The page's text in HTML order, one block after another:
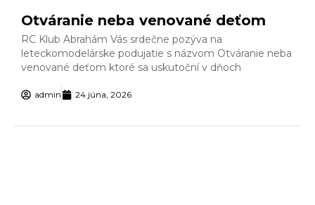
Otváranie neba venované deťom
RC Klub Abrahám Vás srdečne pozýva na
leteckomodelárske podujatie s názvom Otváranie neba
venované deťom ktoré sa uskutoční v dňoch
admin 24 júna, 2026